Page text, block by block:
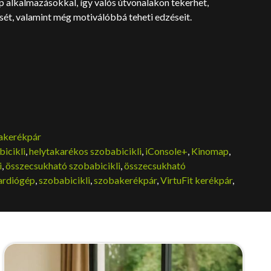
valamint még motiválóbbá teheti edzéseit.
,helytakarékos szobabicikli, iConsole+, Kinomap,
,összecsukható szobabicikli,összecsukható
,szobabicikli,szobakerékpár,VirtuFit kerékpár,